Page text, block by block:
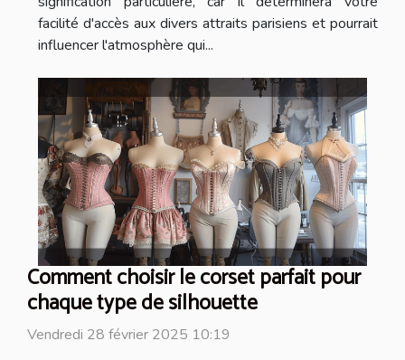
facilité d'accès aux divers attraits parisiens et pourrait
influencer l'atmosphère qui...
Comment choisir le corset parfait pour
chaque type de silhouette
Vendredi 28 février 2025 10:19